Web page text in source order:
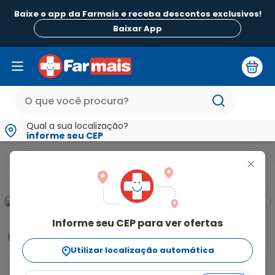
Baixe o app da Farmais e receba descontos exclusivos!
Baixar App
Qual a sua localização?
informe seu CEP
+
Informe seu CEP para ver ofertas
Utilizar localização automática
Informações
INDICAÇÃO: é indicado no Tratamento de infestações